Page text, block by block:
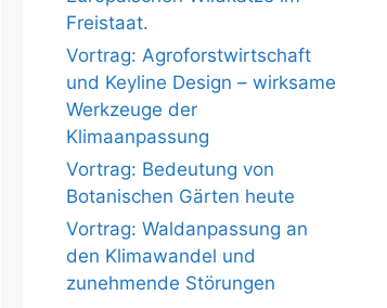
Freistaat.
Vortrag: Agroforstwirtschaft
und Keyline Design – wirksame
Werkzeuge der
Klimaanpassung
Vortrag: Bedeutung von
Botanischen Gärten heute
Vortrag: Waldanpassung an
den Klimawandel und
zunehmende Störungen